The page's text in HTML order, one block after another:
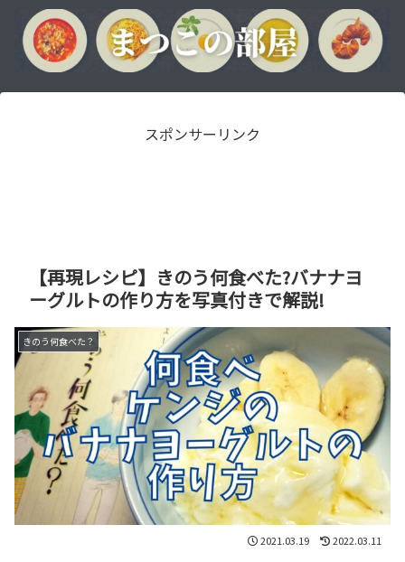
スポンサーリンク
【再現レシピ】きのう何食べた?バナナヨ
ーグルトの作り方を写真付きで解説!
きのう何食べた？
2021.03.19 2022.03.11